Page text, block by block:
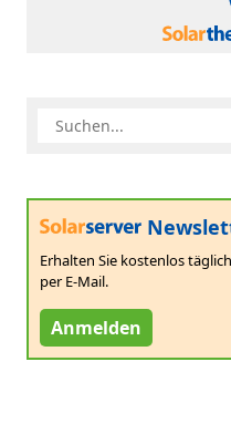
Erhalten Sie kostenlos
per E-Mail.
Anmelden